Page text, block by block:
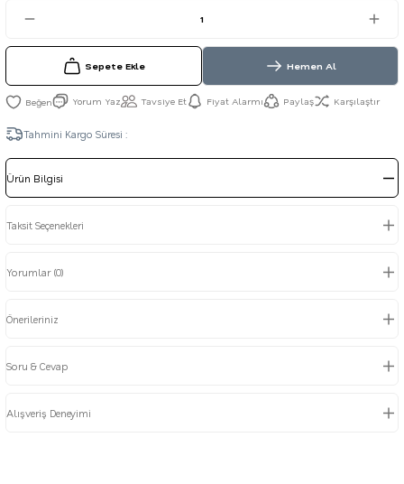
Sepete Ekle Hemen Al
Yorum Yaz Tavsiye Et Fiyat Alarmı Paylaş Karşılaştır
Tahmini Kargo Süresi :
Ürün Bilgisi
Taksit Seçenekleri
Yorumlar (0)
Önerileriniz
Soru & Cevap
Alışveriş Deneyimi